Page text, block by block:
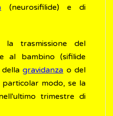
(neurosifilide) e di
la trasmissione del
al bambino (sifilide
dellagravidanza o del
particolar modo, se la
trimestre di